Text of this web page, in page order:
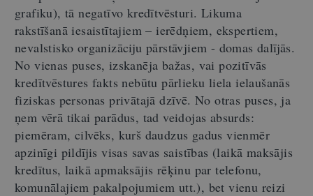
grafiku), tā negatīvo kredītvēsturi. Likuma
rakstīšanā iesaistītajiem – ierēdņiem, ekspertiem,
nevalstisko organizāciju pārstāvjiem - domas dalījās.
No vienas puses, izskanēja bažas, vai pozitīvās
kredītvēstures fakts nebūtu pārlieku liela ielaušanās
fiziskas personas privātajā dzīvē. No otras puses, ja
ņem vērā tikai parādus, tad veidojas absurds:
piemēram, cilvēks, kurš daudzus gadus vienmēr
apzinīgi pildījis visas savas saistības (laikā maksājis
kredītus, laikā apmaksājis rēķinu par telefonu,
komunālajiem pakalpojumiem utt.), bet vienu reizi